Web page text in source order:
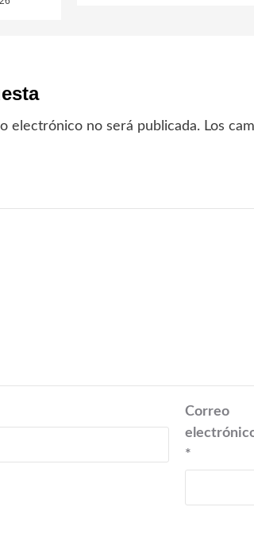
electrónico no será publicada. Los
Correo
*